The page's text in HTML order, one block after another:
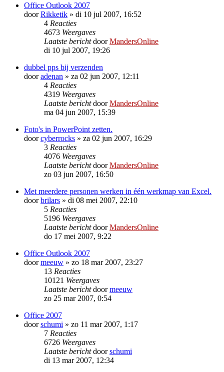
Office Outlook 2007
doorRikketik » di 10 jul 2007, 16:52
4 Reacties
4673 Weergaves
Laatste berichtdoorMandersOnline
di 10 jul 2007, 19:26
dubbel pps bij verzenden
dooradenan » za 02 jun 2007, 12:11
4 Reacties
4319 Weergaves
Laatste berichtdoorMandersOnline
ma 04 jun 2007, 15:39
Foto's in PowerPoint zetten.
doorcyberrocks » za 02 jun 2007, 16:29
3 Reacties
4076 Weergaves
Laatste berichtdoorMandersOnline
zo 03 jun 2007, 16:50
Met meerdere personen werken in één werkmap van Excel.
doorbrilars » di 08 mei 2007, 22:10
5 Reacties
5196 Weergaves
Laatste berichtdoorMandersOnline
do 17 mei 2007, 9:22
Office Outlook 2007
doormeeuw » zo 18 mar 2007, 23:27
13 Reacties
10121 Weergaves
Laatste berichtdoormeeuw
zo 25 mar 2007, 0:54
Office 2007
doorschumi » zo 11 mar 2007, 1:17
7 Reacties
6726 Weergaves
Laatste berichtdoorschumi
di 13 mar 2007, 12:34